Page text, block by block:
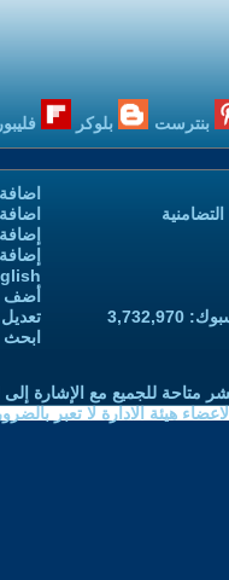
بنترست بلوكر
أضف
متاحة للجميع مع الإشارة إلى
هيئة الادارة لا تعبر